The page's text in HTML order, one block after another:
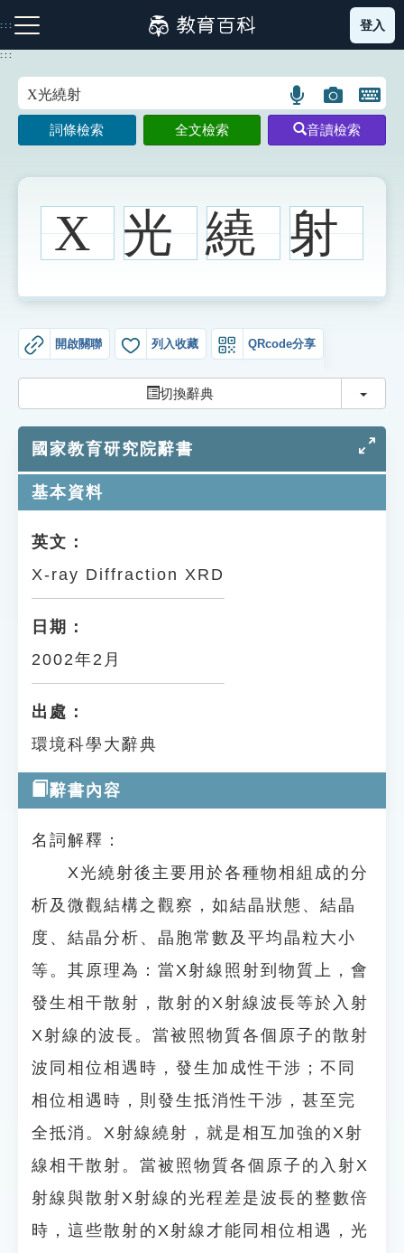
到
主
:::
注音索引圖示 筆畫索引圖示 部首索引表圖示
生字詞彙表
知識索引
單字索引
遊戲專區
教學應用
貓頭鷹博士
登入
:::
語
言
搜
示
圖
片
搜
示
開
鍵
圖
詞條檢索 全文檢索 音讀檢索
X 光 繞 射
開啟關聯 列入收藏 QRcode分享
切換辭典 切換
國家教育研究院辭書
基本資料
英文：
X-ray Diffraction XRD
日期：
2002年2月
出處：
環境科學大辭典
辭書內容
名詞解釋：
X光繞射後主要用於各種物相組成的分
析及微觀結構之觀察，如結晶狀態、結晶
度、結晶分析、晶胞常數及平均晶粒大小
等。其原理為：當X射線照射到物質上，會
發生相干散射，散射的X射線波長等於入射
X射線的波長。當被照物質各個原子的散射
波同相位相遇時，發生加成性干涉；不同
相位相遇時，則發生抵消性干涉，甚至完
全抵消。X射線繞射，就是相互加強的X射
線相干散射。當被照物質各個原子的入射X
射線與散射X射線的光程差是波長的整數倍
時，這些散射的X射線才能同相位相遇，光